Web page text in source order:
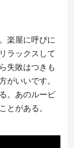
楽屋に呼びに
ラックスして
失敗はつきも
がいいです。
。あのルービ
とがある。